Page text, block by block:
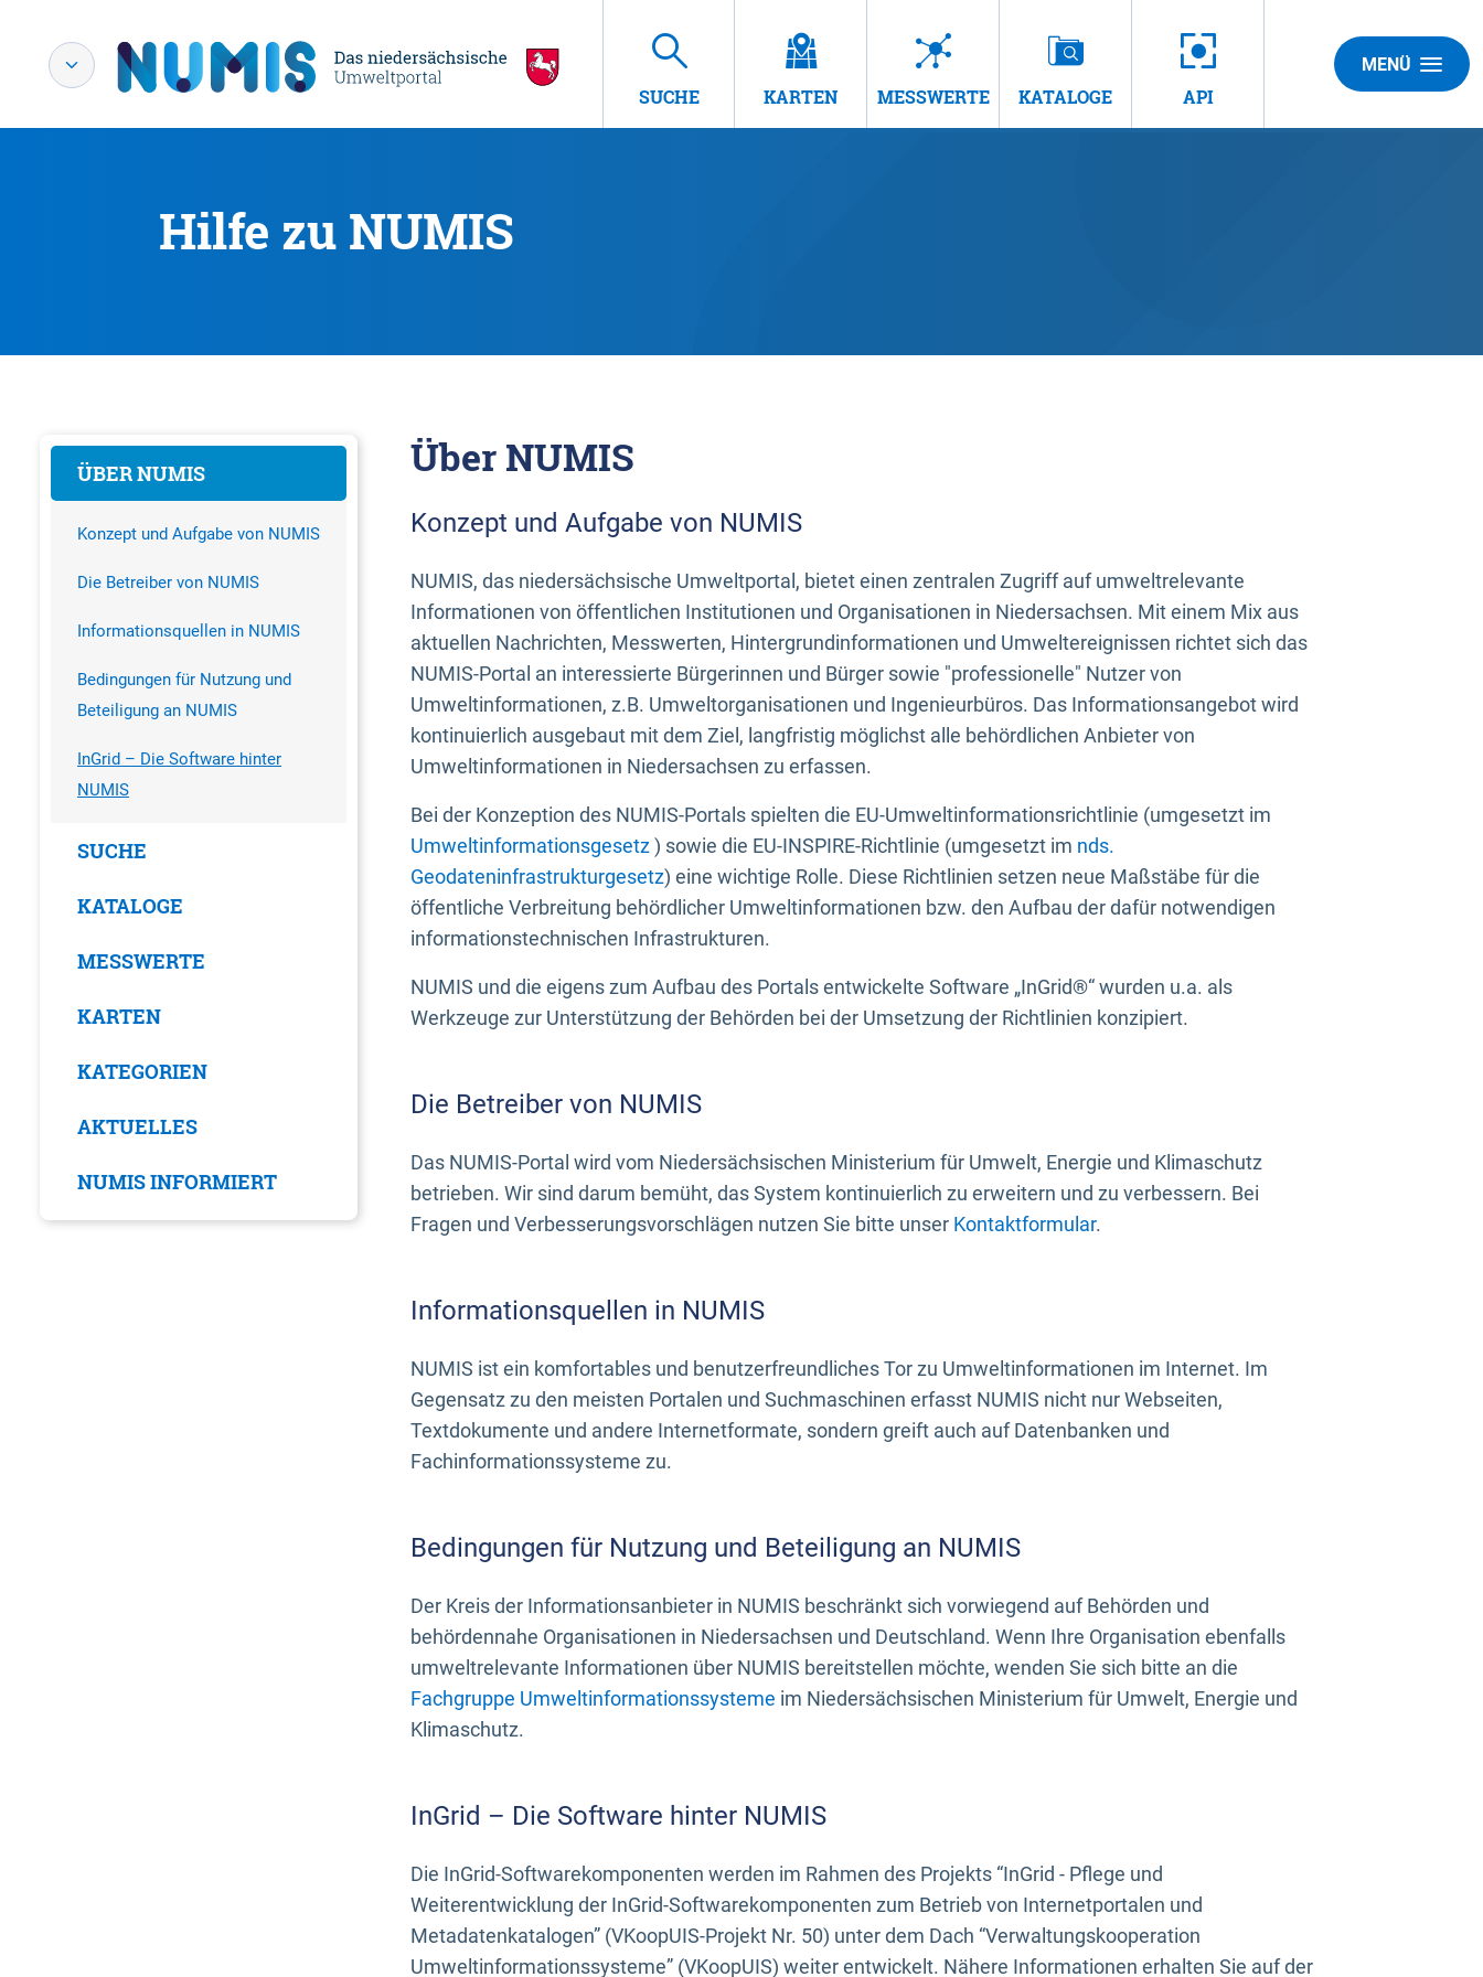
SUCHE KARTEN MESSWERTE KATALOGE API
MENÜ
Hilfe zu NUMIS
ÜBER NUMIS
Konzept und Aufgabe von NUMIS
Die Betreiber von NUMIS
Informationsquellen in NUMIS
Bedingungen für Nutzung und
Beteiligung an NUMIS
InGrid – Die Software hinter
NUMIS
SUCHE
KATALOGE
MESSWERTE
KARTEN
KATEGORIEN
AKTUELLES
NUMIS INFORMIERT
Über NUMIS
Konzept und Aufgabe von NUMIS
NUMIS, das niedersächsische Umweltportal, bietet einen zentralen Zugriff auf umweltrelevante
Informationen von öffentlichen Institutionen und Organisationen in Niedersachsen. Mit einem Mix aus
aktuellen Nachrichten, Messwerten, Hintergrundinformationen und Umweltereignissen richtet sich das
NUMIS-Portal an interessierte Bürgerinnen und Bürger sowie "professionelle" Nutzer von
Umweltinformationen, z.B. Umweltorganisationen und Ingenieurbüros. Das Informationsangebot wird
kontinuierlich ausgebaut mit dem Ziel, langfristig möglichst alle behördlichen Anbieter von
Umweltinformationen in Niedersachsen zu erfassen.
Bei der Konzeption des NUMIS-Portals spielten die EU-Umweltinformationsrichtlinie (umgesetzt im
Umweltinformationsgesetz) sowie die EU-INSPIRE-Richtlinie (umgesetzt im nds.
Geodateninfrastrukturgesetz) eine wichtige Rolle. Diese Richtlinien setzen neue Maßstäbe für die
öffentliche Verbreitung behördlicher Umweltinformationen bzw. den Aufbau der dafür notwendigen
informationstechnischen Infrastrukturen.
NUMIS und die eigens zum Aufbau des Portals entwickelte Software „InGrid®“ wurden u.a. als
Werkzeuge zur Unterstützung der Behörden bei der Umsetzung der Richtlinien konzipiert.
Die Betreiber von NUMIS
Das NUMIS-Portal wird vom Niedersächsischen Ministerium für Umwelt, Energie und Klimaschutz
betrieben. Wir sind darum bemüht, das System kontinuierlich zu erweitern und zu verbessern. Bei
Fragen und Verbesserungsvorschlägen nutzen Sie bitte unser Kontaktformular.
Informationsquellen in NUMIS
NUMIS ist ein komfortables und benutzerfreundliches Tor zu Umweltinformationen im Internet. Im
Gegensatz zu den meisten Portalen und Suchmaschinen erfasst NUMIS nicht nur Webseiten,
Textdokumente und andere Internetformate, sondern greift auch auf Datenbanken und
Fachinformationssysteme zu.
Bedingungen für Nutzung und Beteiligung an NUMIS
Der Kreis der Informationsanbieter in NUMIS beschränkt sich vorwiegend auf Behörden und
behördennahe Organisationen in Niedersachsen und Deutschland. Wenn Ihre Organisation ebenfalls
umweltrelevante Informationen über NUMIS bereitstellen möchte, wenden Sie sich bitte an die
Fachgruppe Umweltinformationssysteme im Niedersächsischen Ministerium für Umwelt, Energie und
Klimaschutz.
InGrid – Die Software hinter NUMIS
Die InGrid-Softwarekomponenten werden im Rahmen des Projekts “InGrid - Pflege und
Weiterentwicklung der InGrid-Softwarekomponenten zum Betrieb von Internetportalen und
Metadatenkatalogen” (VKoopUIS-Projekt Nr. 50) unter dem Dach “Verwaltungskooperation
Umweltinformationssysteme” (VKoopUIS) weiter entwickelt. Nähere Informationen erhalten Sie auf der